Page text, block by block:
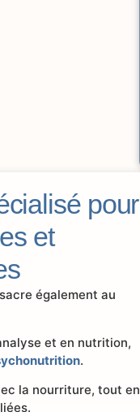
pour
et
également au
et en nutrition,
.
la nourriture, tout en